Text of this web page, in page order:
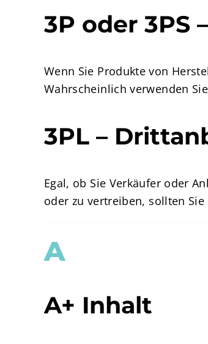
3P oder 3PS
Wenn Sie Produkte von
Wahrscheinlich verwenden
3PL –
Egal, ob Sie Verkäufer oder
oder zu vertreiben, sollten
A
A+ Inhalt